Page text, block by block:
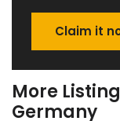
Claim it
More
Germany